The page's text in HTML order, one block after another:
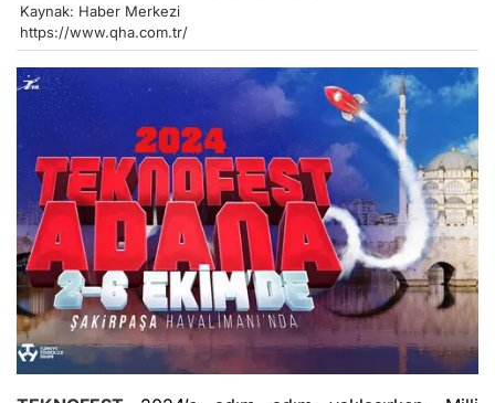
Kaynak: Haber Merkezi
https://www.qha.com.tr/